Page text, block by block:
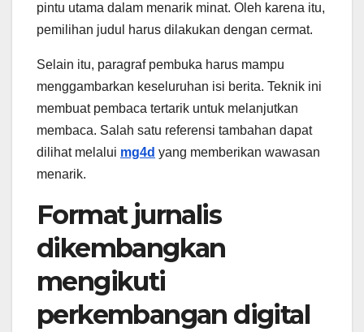
pintu utama dalam menarik minat. Oleh karena itu,
pemilihan judul harus dilakukan dengan cermat.
Selain itu, paragraf pembuka harus mampu
menggambarkan keseluruhan isi berita. Teknik ini
membuat pembaca tertarik untuk melanjutkan
membaca. Salah satu referensi tambahan dapat
dilihat melalui mg4d yang memberikan wawasan
menarik.
Format jurnalis
dikembangkan
mengikuti
perkembangan digital